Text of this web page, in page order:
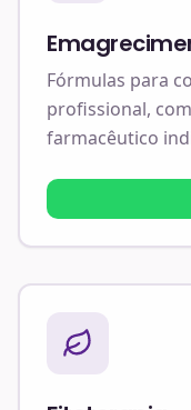
Fórmulas para
profissional,
farmacêutico